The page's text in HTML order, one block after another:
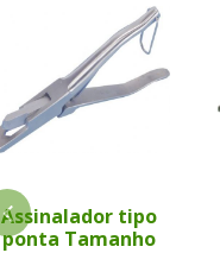
Assinalador tipo
ponta Tamanho